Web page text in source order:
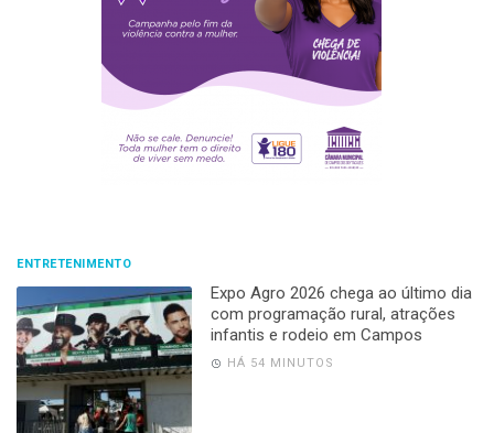
ENTRETENIMENTO
Expo Agro 2026 chega ao último dia
com programação rural, atrações
infantis e rodeio em Campos
HÁ 54 MINUTOS